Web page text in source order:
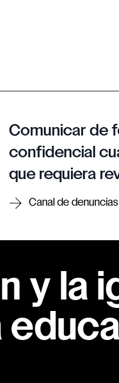
Comunicar de
confidencial
que requiera
Canal de denuncias
y la